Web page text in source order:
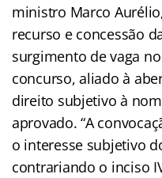
ministro Marco
recurso e concessão
surgimento de vaga
concurso, aliado à
direito subjetivo à
aprovado. “A
o interesse subjetivo
contrariando o inciso